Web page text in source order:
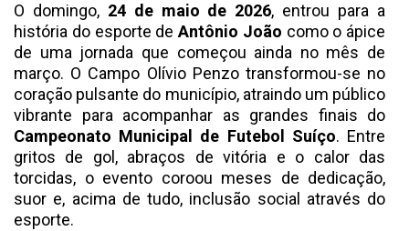
O domingo, 24 de maio de 2026, entrou para a
história do esporte deAntônio João como o ápice
de uma jornada que começou ainda no mês de
março. O Campo Olívio Penzo transformou-se no
coração pulsante do município, atraindo um público
vibrante para acompanhar as grandes finais do
Campeonato Municipal de Futebol Suíço. Entre
gritos de gol, abraços de vitória e o calor das
torcidas, o evento coroou meses de dedicação,
suor e, acima de tudo, inclusão social através do
esporte.